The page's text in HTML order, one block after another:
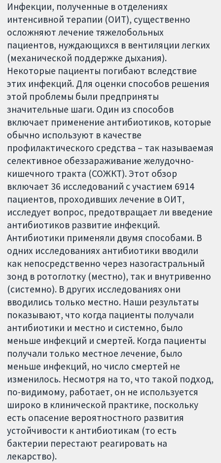
Инфекции, полученные в отделениях
интенсивной терапии (ОИТ), существенно
осложняют лечение тяжелобольных
пациентов, нуждающихся в вентиляции легких
(механической поддержке дыхания).
Некоторые пациенты погибают вследствие
этих инфекций. Для оценки способов решения
этой проблемы были предприняты
значительные шаги. Один из способов
включает применение антибиотиков, которые
обычно используют в качестве
профилактического средства – так называемая
селективное обеззараживание желудочно-
кишечного тракта (СОЖКТ). Этот обзор
включает 36 исследований с участием 6914
пациентов, проходивших лечение в ОИТ,
исследует вопрос, предотвращает ли введение
антибиотиков развитие инфекций.
Антибиотики применяли двумя способами. В
одних исследованиях антибиотики вводили
как непосредственно через назогастральный
зонд в ротоглотку (местно), так и внутривенно
(системно). В других исследованиях они
вводились только местно. Наши результаты
показывают, что когда пациенты получали
антибиотики и местно и системно, было
меньше инфекций и смертей. Когда пациенты
получали только местное лечение, было
меньше инфекций, но число смертей не
изменилось. Несмотря на то, что такой подход,
по-видимому, работает, он не используется
широко в клинической практике, поскольку
есть опасение вероятностного развития
устойчивости к антибиотикам (то есть
бактерии перестают реагировать на
лекарство).